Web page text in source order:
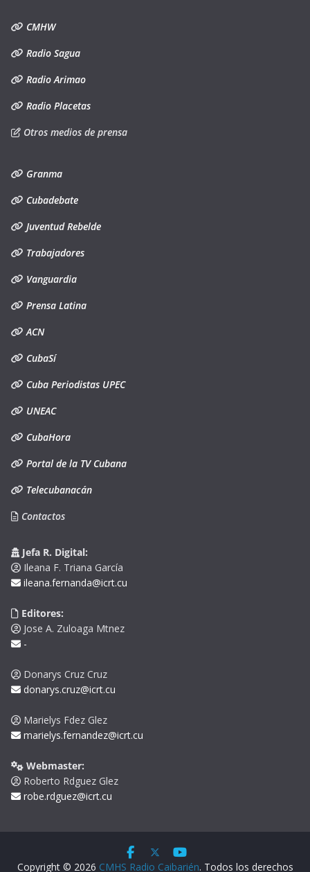
CMHW
Radio Sagua
Radio Arimao
Radio Placetas
Otros medios de prensa
Granma
Cubadebate
Juventud Rebelde
Trabajadores
Vanguardia
Prensa Latina
ACN
CubaSí
Cuba Periodistas UPEC
UNEAC
CubaHora
Portal de la TV Cubana
Telecubanacán
Contactos
Jefa R. Digital:
Ileana F. Triana García
ileana.fernanda@icrt.cu
Editores:
Jose A. Zuloaga Mtnez
-
Donarys Cruz Cruz
donarys.cruz@icrt.cu
Marielys Fdez Glez
marielys.fernandez@icrt.cu
Webmaster:
Roberto Rdguez Glez
robe.rdguez@icrt.cu
Copyright © 2026 CMHS Radio Caibarién. Todos los derechos